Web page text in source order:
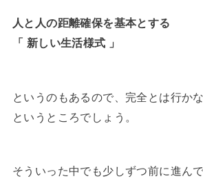
人と人の距離確保を基本とする
「 新しい生活様式 」
というのもあるので、完全とは行か
というところでしょう。
そういった中でも少しずつ前に進ん